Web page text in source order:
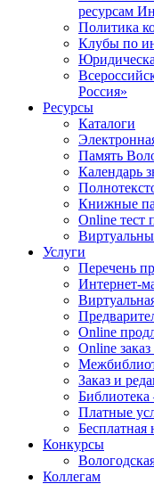
ресурсам
Политика
Клубы по
Россия»
Ресурсы
Каталоги
Память
Календарь
Книжные
Online тест
Услуги
Перечень
Интернет-
Online
Online
Заказ и
Библиотека
Платные
Конкурсы
Коллегам